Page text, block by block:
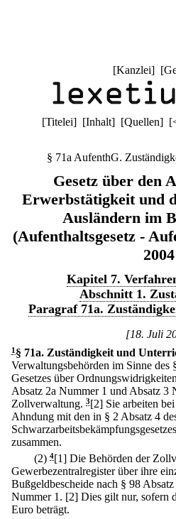
[Kanzlei] [
[Titelei] [Inhalt] [Quellen] [
§ 71a AufenthG.
Gesetz über den
Erwerbstätigkeit und
Ausländern im
(Aufenthaltsgesetz -
2004
Kapitel 7.
Abschnitt 1.
Paragraf 71a.
[18. Juli
1 § 71a. Zuständigkeit und
Verwaltungsbehörden im Sinne des
Gesetzes über
Absatz 2a Nummer 1 und Absatz 3
Zollverwaltung. 3[2] Sie arbeiten
Ahndung mit den in § 2 Absatz 4
zusammen.
(2) 4[1] Die Behörden der
Gewerbezentralregister über ihre
Bußgeldbescheide nach § 98
Nummer 1. [2] Dies gilt nur, sofern
Euro beträgt.